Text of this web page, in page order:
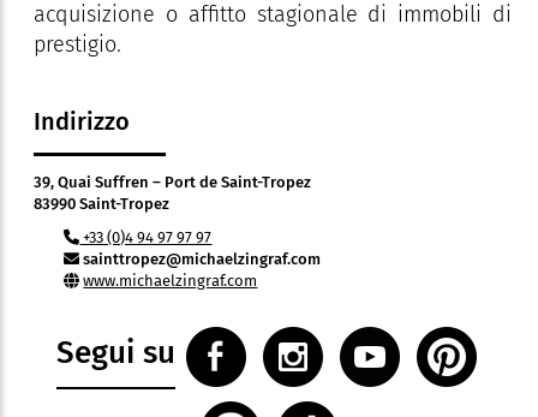
acquisizione o affitto stagionale di immobili di
prestigio.
Indirizzo
39, Quai Suffren – Port de Saint-Tropez
83990 Saint-Tropez
+33 (0)4 94 97 97 97
sainttropez@michaelzingraf.com
www.michaelzingraf.com
Segui su